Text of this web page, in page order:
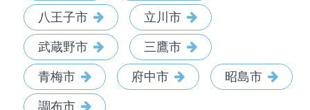
八王子市 立川市
武蔵野市 三鷹市
青梅市 府中市 昭島市
調布市